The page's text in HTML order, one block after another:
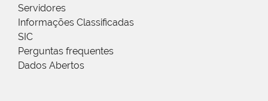
Servidores
Informações Classificadas
SIC
Perguntas frequentes
Dados Abertos